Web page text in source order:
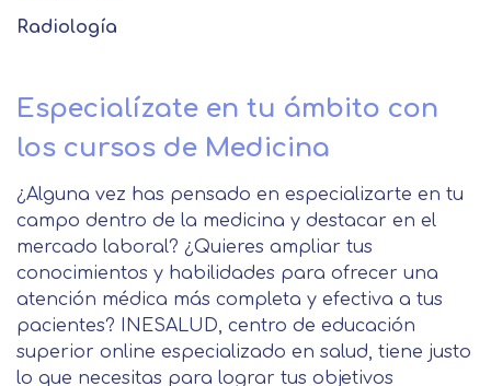
Radiología
Especialízate en tu ámbito con
los cursos de Medicina
¿Alguna vez has pensado en especializarte en tu
campo dentro de la medicina y destacar en el
mercado laboral? ¿Quieres ampliar tus
conocimientos y habilidades para ofrecer una
atención médica más completa y efectiva a tus
pacientes? INESALUD, centro de educación
superior online especializado en salud, tiene justo
lo que necesitas para lograr tus objetivos